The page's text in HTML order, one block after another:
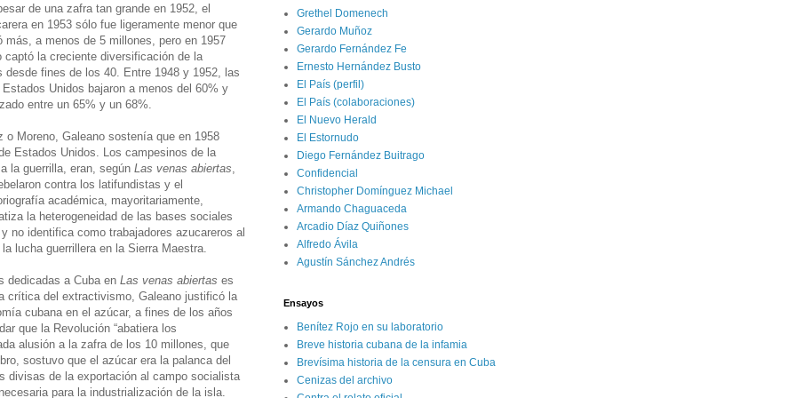
de una zafra tan grande en 1952, el
en 1953 sólo fue ligeramente menor que
más, a menos de 5 millones, pero en 1957
captó la creciente diversificación de la
fines de los 40. Entre 1948 y 1952, las
Unidos bajaron a menos del 60% y
entre un 65% y un 68%.
Moreno, Galeano sostenía que en 1958
Estados Unidos. Los campesinos de la
la guerrilla, eran, según Las venas abiertas
contra los latifundistas y el
académica, mayoritariamente,
la heterogeneidad de las bases sociales
no identifica como trabajadores azucareros al
lucha guerrillera en la Sierra Maestra.
dedicadas a Cuba en Las venas abiertas es
crítica del extractivismo, Galeano justificó la
cubana en el azúcar, a fines de los años
que la Revolución “abatiera los
alusión a la zafra de los 10 millones, que
sostuvo que el azúcar era la palanca del
divisas de la exportación al campo socialista
para la industrialización de la isla.
Grethel Domenech
Gerardo Muñoz
Gerardo Fernández Fe
Ernesto Hernández Busto
El País (perfil)
El País (colaboraciones)
El Nuevo Herald
El Estornudo
Diego Fernández Buitrago
Confidencial
Christopher Domínguez Michael
Armando Chaguaceda
Arcadio Díaz Quiñones
Alfredo Ávila
Agustín Sánchez Andrés
Ensayos
Benítez Rojo en su laboratorio
Breve historia cubana de la infamia
Brevísima historia de la censura en Cuba
Cenizas del archivo